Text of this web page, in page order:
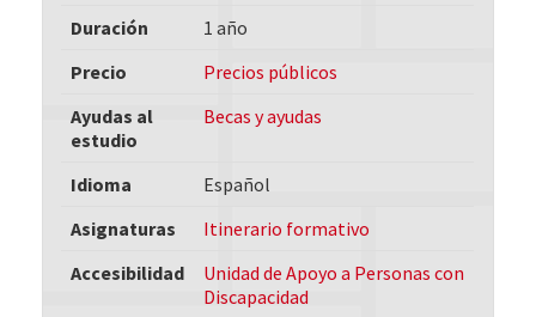
Duración
1 año
Precio
Precios públicos
Ayudas al
estudio
Becas y ayudas
Idioma
Español
Asignaturas
Itinerario formativo
Accesibilidad
Unidad de Apoyo a Personas con
Discapacidad